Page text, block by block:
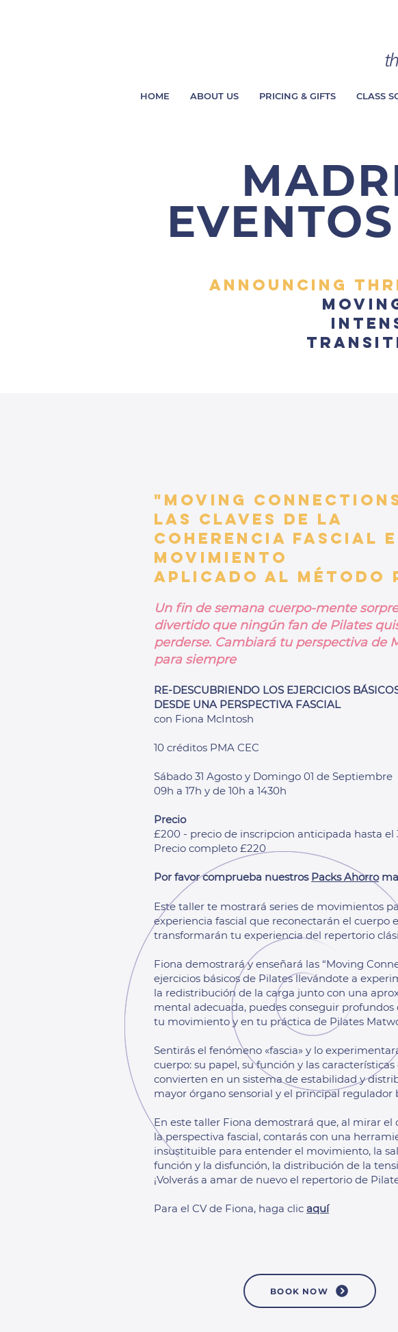
HOME ABOUT US PRICING & GIFTS CLASS
announcing
"MOVING
Las claves de la
coherencia fascial
Movimiento
Aplicado al Método
Un fin de semana cuerpo-mente
divertido que ningún fan de Pilates
perderse. Cambiará tu perspectiva de
para siempre
RE-DESCUBRIENDO LOS EJERCICIOS
DESDE UNA PERSPECTIVA FASCIAL
con Fiona McIntosh
10 créditos PMA CEC
Sábado 31 Agosto y Domingo 01 de Septiembre
09h a 17h y de 10h a 1430h
Precio
£200 - precio de inscripcion anticipada hasta el
Precio completo £220
Por favor comprueba nuestros Packs Ahorro
Este taller te mostrará series de movimientos
experiencia fascial que reconectarán el cuerpo
transformarán tu experiencia del repertorio
Fiona demostrará y enseñará las “Moving
ejercicios básicos de Pilates llevándote a
la redistribución de la carga junto con una
mental adecuada, puedes conseguir profundos
tu movimiento y en tu práctica de Pilates
Sentirás el fenómeno «fascia» y lo
cuerpo: su papel, su función y las características
convierten en un sistema de estabilidad y
mayor órgano sensorial y el principal regulador
En este taller Fiona demostrará que, al mirar el
la perspectiva fascial, contarás con una
insustituible para entender el movimiento, la
función y la disfunción, la distribución de la
¡Volverás a amar de nuevo el repertorio de
Para el CV de Fiona, haga clic aquí
BOOK NOW